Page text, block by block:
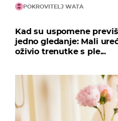
POKROVITELJ WATA
Kad su uspomene
jedno gledanje: Mali
oživio trenutke s ple...